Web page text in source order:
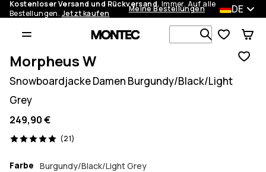
Kostenloser Versand und Rückversand. Immer. Auf alle
Bestellungen. Jetzt kaufen Meine Bestellungen DE
Morpheus W
Snowboardjacke Damen Burgundy/Black/Light
Grey
249,90 €
(21)
21 Reviews, 5/5
Farbe Burgundy/Black/Light Grey